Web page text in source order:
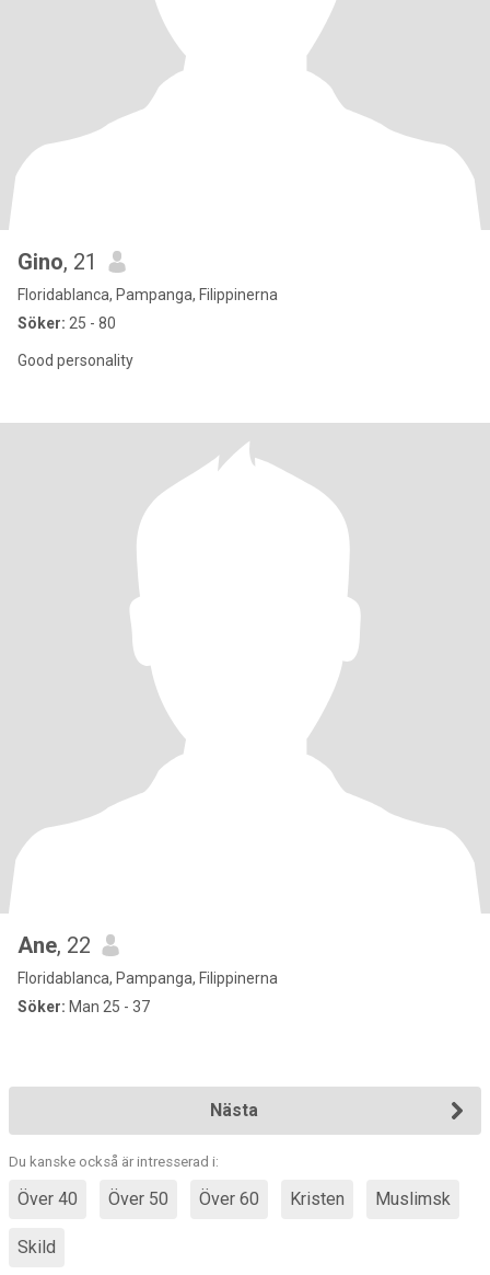
Gino, 21
Floridablanca, Pampanga, Filippinerna
Söker: 25 - 80
Good personality
Ane, 22
Floridablanca, Pampanga, Filippinerna
Söker: Man 25 - 37
Nästa
Du kanske också är intresserad i:
Över 40 Över 50 Över 60 Kristen Muslimsk
Skild